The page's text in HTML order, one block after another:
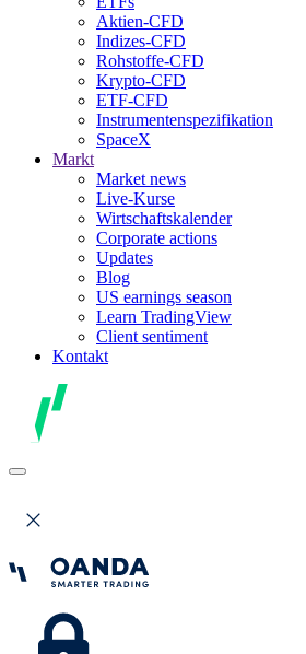
Aktien-CFD
Indizes-CFD
Rohstoffe-CFD
Krypto-CFD
ETF-CFD
Instrumentenspezifikation
SpaceX
Markt
Market news
Live-Kurse
Wirtschaftskalender
Corporate actions
Updates
Blog
US earnings season
Learn TradingView
Client sentiment
Kontakt